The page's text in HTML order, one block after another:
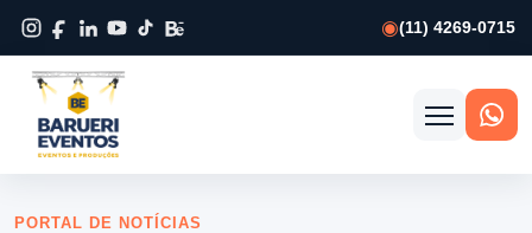
(11) 4269-0715
Abrir
PORTAL DE NOTÍCIAS